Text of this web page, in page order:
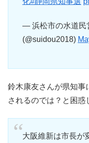
— 浜松市の水道民
(@suidou2018)
鈴木康友さんが県知事
されるのでは？と困惑
大阪維新は市長が